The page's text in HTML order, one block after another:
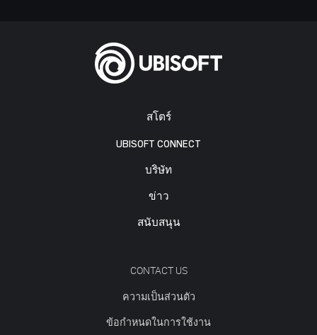
สโตร์
UBISOFT CONNECT
บริษัท
ข่าว
สนับสนุน
CONTACT US
ความเป็นส่วนตัว
ข้อกำหนดในการใช้งาน